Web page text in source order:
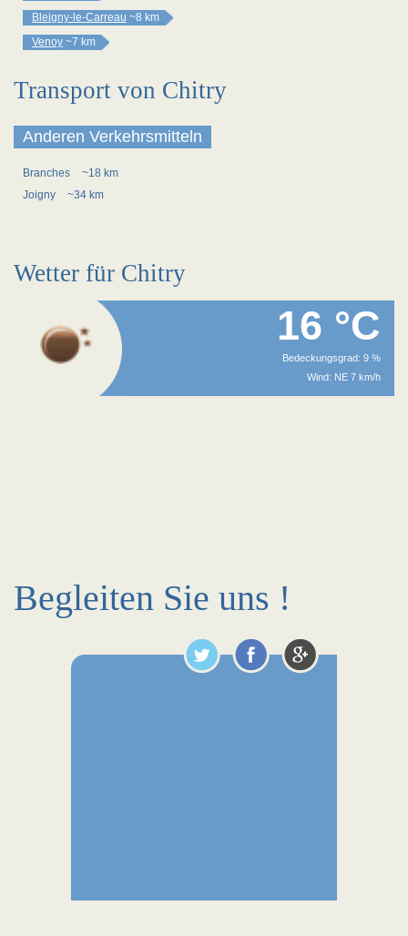
Bleigny-le-Carreau ~8 km
Venoy ~7 km
Transport von Chitry
Anderen Verkehrsmitteln
Branches
~18 km
Joigny
~34 km
Wetter für Chitry
16 °C
Bedeckungsgrad: 9 %
Wind: NE 7 km/h
Begleiten Sie uns !